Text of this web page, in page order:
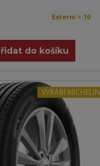
Externí > 10
do košíku
VYRÁBÍ MICHELIN